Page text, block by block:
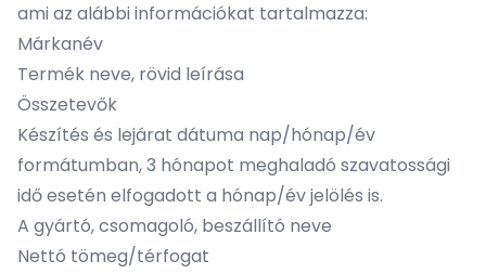
ami az alábbi információkat tartalmazza:
Márkanév
Termék neve, rövid leírása
Összetevők
Készítés és lejárat dátuma nap/hónap/év
formátumban, 3 hónapot meghaladó szavatossági
idő esetén elfogadott a hónap/év jelölés is.
A gyártó, csomagoló, beszállító neve
Nettó tömeg/térfogat